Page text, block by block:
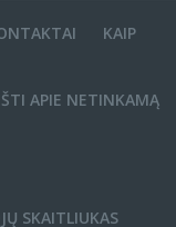
KAIP
APIE NETINKAMĄ